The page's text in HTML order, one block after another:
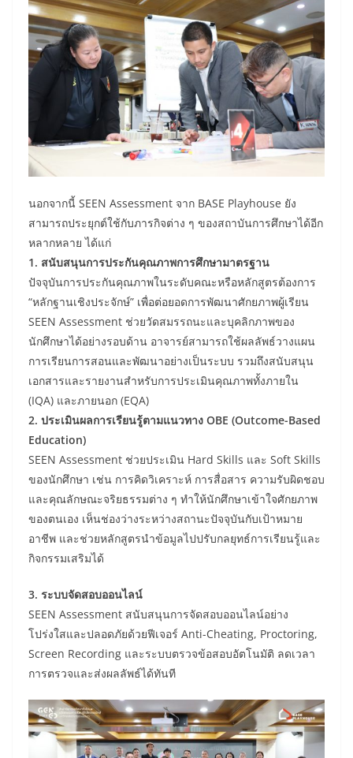
นอกจากนี้ SEEN Assessment จาก BASE Playhouse ยัง
สามารถประยุกต์ใช้กับภารกิจต่าง ๆ ของสถาบันการศึกษาได้อีก
หลากหลาย ได้แก่
1. สนับสนุนการประกันคุณภาพการศึกษามาตรฐาน
ปัจจุบันการประกันคุณภาพในระดับคณะหรือหลักสูตรต้องการ
“หลักฐานเชิงประจักษ์” เพื่อต่อยอดการพัฒนาศักยภาพผู้เรียน
SEEN Assessment ช่วยวัดสมรรถนะและบุคลิกภาพของ
นักศึกษาได้อย่างรอบด้าน อาจารย์สามารถใช้ผลลัพธ์วางแผน
การเรียนการสอนและพัฒนาอย่างเป็นระบบ รวมถึงสนับสนุน
เอกสารและรายงานสำหรับการประเมินคุณภาพทั้งภายใน
(IQA) และภายนอก (EQA)
2. ประเมินผลการเรียนรู้ตามแนวทาง OBE (Outcome-Based
Education)
SEEN Assessment ช่วยประเมิน Hard Skills และ Soft Skills
ของนักศึกษา เช่น การคิดวิเคราะห์ การสื่อสาร ความรับผิดชอบ
และคุณลักษณะจริยธรรมต่าง ๆ ทำให้นักศึกษาเข้าใจศักยภาพ
ของตนเอง เห็นช่องว่างระหว่างสถานะปัจจุบันกับเป้าหมาย
อาชีพ และช่วยหลักสูตรนำข้อมูลไปปรับกลยุทธ์การเรียนรู้และ
กิจกรรมเสริมได้
3. ระบบจัดสอบออนไลน์
SEEN Assessment สนับสนุนการจัดสอบออนไลน์อย่าง
โปร่งใสและปลอดภัยด้วยฟีเจอร์ Anti-Cheating, Proctoring,
Screen Recording และระบบตรวจข้อสอบอัตโนมัติ ลดเวลา
การตรวจและส่งผลลัพธ์ได้ทันที